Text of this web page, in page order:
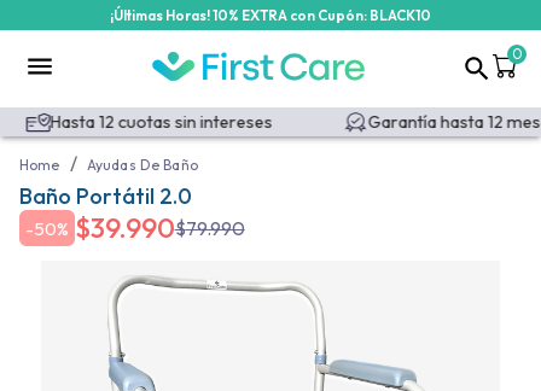
¡Últimas Horas! 10% EXTRA con Cupón: BLACK10
0
Hasta 12 cuotas sin intereses Garantía hasta 12
Home / Ayudas De Baño
Baño Portátil 2.0
-50% $39.990$79.990